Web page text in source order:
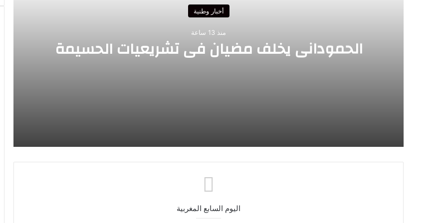
أخبار وطنية
منذ 13 ساعة
الحموداني يخلف مضيان في تشريعيات الحسيمة
الحسيمة تتزين لاستقبال الجالية المغربية المقيمة بالخارج…وعامل الإقليم يتابع الأشغال ميدانياً
اليوم السابع المغربية